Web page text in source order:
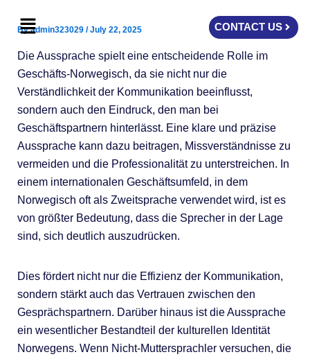
Menu CONTACT US
Byadmin323029 /July 22, 2025
Die Aussprache spielt eine entscheidende Rolle im
Geschäfts-Norwegisch, da sie nicht nur die
Verständlichkeit der Kommunikation beeinflusst,
sondern auch den Eindruck, den man bei
Geschäftspartnern hinterlässt. Eine klare und präzise
Aussprache kann dazu beitragen, Missverständnisse zu
vermeiden und die Professionalität zu unterstreichen. In
einem internationalen Geschäftsumfeld, in dem
Norwegisch oft als Zweitsprache verwendet wird, ist es
von größter Bedeutung, dass die Sprecher in der Lage
sind, sich deutlich auszudrücken.
Dies fördert nicht nur die Effizienz der Kommunikation,
sondern stärkt auch das Vertrauen zwischen den
Gesprächspartnern. Darüber hinaus ist die Aussprache
ein wesentlicher Bestandteil der kulturellen Identität
Norwegens. Wenn Nicht-Muttersprachler versuchen, die